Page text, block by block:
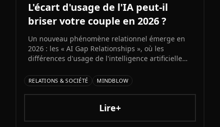
L'écart d'usage de l'IA peut-il
briser votre couple en 2026 ?
Un nouveau phénomène relationnel émerge en
2026 : les « AI Gap Relationships », où les
différences d'usage de l'intelligence artificielle
productivité, l'intimité et la compatibilité.
Décryptage d'une fracture numérique qui s'invite
dans la vie de couple.
RELATIONS & SOCIÉTÉ MINDBLOW
Lire+